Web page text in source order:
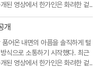
된 영상에서 한가인은 화려한 겉..
개
어온 내면의 아픔을 솔직하게 털
식으로 소통하기 시작했다. 최근
된 영상에서 한가인은 화려한 겉..